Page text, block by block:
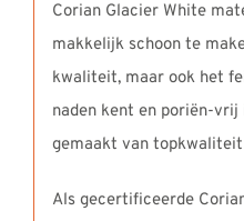
Corian Glacier White
makkelijk schoon te
kwaliteit, maar ook het
naden kent en poriën-vrij
gemaakt van topkwaliteit
Als gecertificeerde